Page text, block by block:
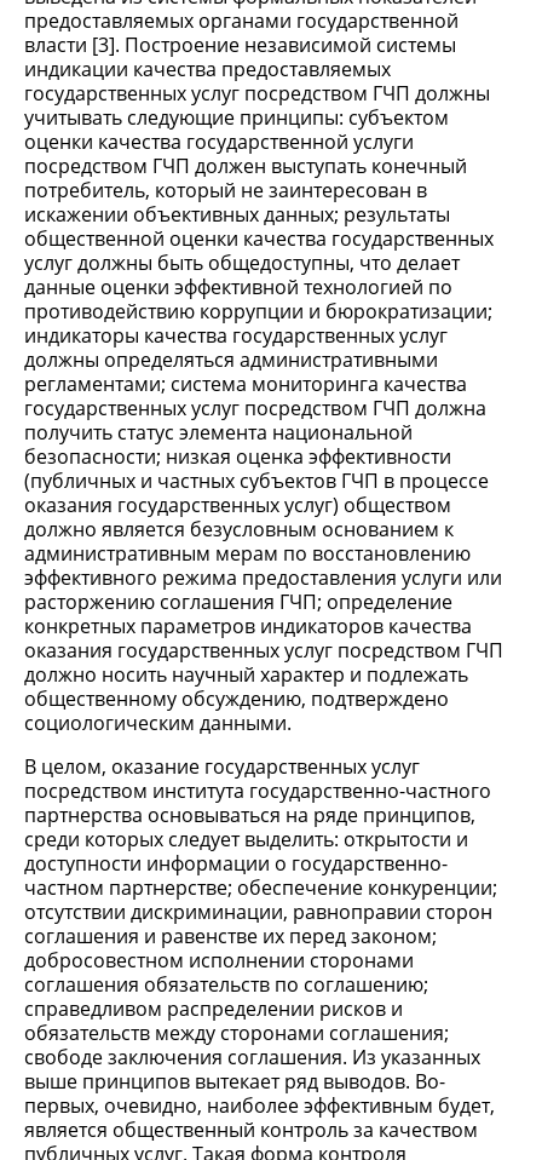
предоставляемых органами государственной
власти [3]. Построение независимой системы
индикации качества предоставляемых
государственных услуг посредством ГЧП должны
учитывать следующие принципы: субъектом
оценки качества государственной услуги
посредством ГЧП должен выступать конечный
потребитель, который не заинтересован в
искажении объективных данных; результаты
общественной оценки качества государственных
услуг должны быть общедоступны, что делает
данные оценки эффективной технологией по
противодействию коррупции и бюрократизации;
индикаторы качества государственных услуг
должны определяться административными
регламентами; система мониторинга качества
государственных услуг посредством ГЧП должна
получить статус элемента национальной
безопасности; низкая оценка эффективности
(публичных и частных субъектов ГЧП в процессе
оказания государственных услуг) обществом
должно является безусловным основанием к
административным мерам по восстановлению
эффективного режима предоставления услуги или
расторжению соглашения ГЧП; определение
конкретных параметров индикаторов качества
оказания государственных услуг посредством ГЧП
должно носить научный характер и подлежать
общественному обсуждению, подтверждено
социологическим данными.
В целом, оказание государственных услуг
посредством института государственно-частного
партнерства основываться на ряде принципов,
среди которых следует выделить: открытости и
доступности информации о государственно-
частном партнерстве; обеспечение конкуренции;
отсутствии дискриминации, равноправии сторон
соглашения и равенстве их перед законом;
добросовестном исполнении сторонами
соглашения обязательств по соглашению;
справедливом распределении рисков и
обязательств между сторонами соглашения;
свободе заключения соглашения. Из указанных
выше принципов вытекает ряд выводов. Во-
первых, очевидно, наиболее эффективным будет,
является общественный контроль за качеством
публичных услуг. Такая форма контроля